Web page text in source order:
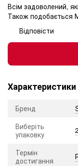
Всім задоволений,
Також подобається
Відповісти
Характеристики
Бренд
Виберіть
упаковку
Термін
достигання